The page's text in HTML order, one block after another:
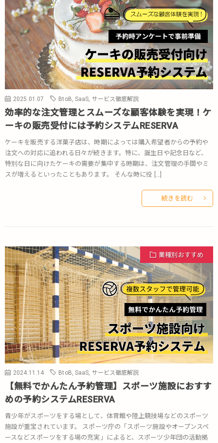
2025.01.07 BtoB SaaS サービス徹底解説
効率的な注文管理とスムーズな顧客体験を実現！ケ
ーキの販売受付には予約システムRESERVA
ケーキを販売する洋菓子店は、時期によっては購入希望者からの予約や
注文への対応に追われる日々が続きます。特に、誕生日や記念日など、
特別な日に向けたケーキの需要が集中する時期は、注文管理の手間やミ
スが増えるといったこともあります。 そんな時に役 […]
続きを読む
業種別おすすめ
2024.11.14 BtoB, SaaS, サービス徹底解説
【無料でかんたん予約管理】スポーツ施設におすす
めの予約システムRESERVA
青少年がスポーツをする場として、体育館や陸上競技場などのスポーツ
施設が重宝されています。 スポーツ庁の「スポーツ施設やオープンスペ
ースなどスポーツをする場の充実」によると、スポーツ少年団の活動拠